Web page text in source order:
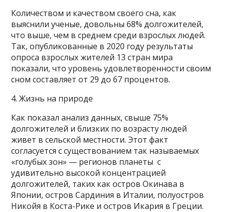
Количеством и качеством своего сна, как
выяснили ученые, довольны 68% долгожителей,
что выше, чем в среднем среди взрослых людей.
Так, опубликованные в 2020 году результаты
опроса взрослых жителей 13 стран мира
показали, что уровень удовлетворенности своим
сном составляет от 29 до 67 процентов.
4. Жизнь на природе
Как показал анализ данных, свыше 75%
долгожителей и близких по возрасту людей
живет в сельской местности. Этот факт
согласуется с существованием так называемых
«голубых зон» — регионов планеты с
удивительно высокой концентрацией
долгожителей, таких как остров Окинава в
Японии, остров Сардиния в Италии, полуостров
Никойя в Коста-Рике и остров Икария в Греции.